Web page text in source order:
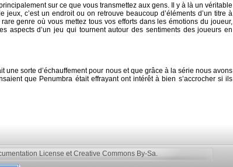
sur ce que vous transmettez aux gens. Il y à là un véritable
c’est un endroit ou on retrouve beaucoup d’éléments d’un titre à
genre où vous mettez tous vos efforts dans les émotions du joueur,
aspects d’un jeu qui tournent autour des sentiments des joueurs en
sorte d’échauffement pour nous et que grâce à la série nous avons
que Penumbra était effrayant ont intérêt à bien s’accrocher si ils
License et Creative Commons By-Sa